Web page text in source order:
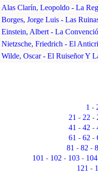
Alas Clarín, Leopoldo - La
Borges, Jorge Luis - Las
Einstein, Albert - La
Nietzsche, Friedrich - El
Wilde, Oscar - El Ruiseñor Y
1 -
21 - 22 -
41 - 42 -
61 - 62 -
81 - 82 -
101 - 102 - 103 - 104
121 -